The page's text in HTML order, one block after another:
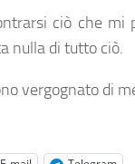
ciò che
nulla di tutto ciò.
vergognato di